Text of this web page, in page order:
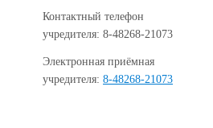
Контактный телефон
учредителя: 8-48268-21073
Электронная приёмная
учредителя: 8-48268-21073